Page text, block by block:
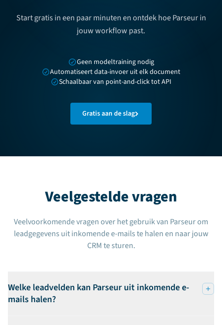
Start gratis in een paar minuten en ontdek hoe Parseur in
jouw workflow past.
Geen modeltraining nodig
Automatiseert data-invoer uit elk document
Schaalbaar van point-and-click tot API
Gratis aan de slag
Veelgestelde vragen
Veelvoorkomende vragen over het gebruik van Parseur om
leadgegevens uit inkomende e-mails te halen en naar jouw
CRM te sturen.
Welke leadvelden kan Parseur uit inkomende e-
mails halen?